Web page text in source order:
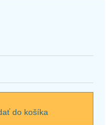
do košíka